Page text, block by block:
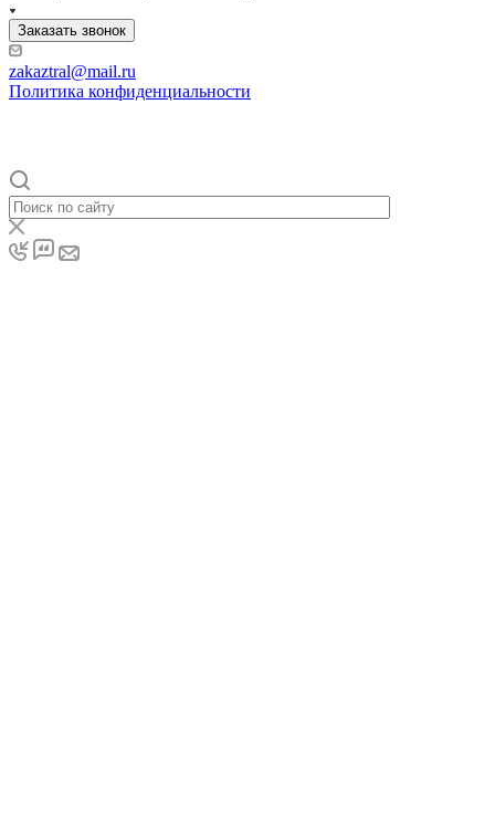
Заказать звонок
zakaztral@mail.ru
Политика конфиденциальности